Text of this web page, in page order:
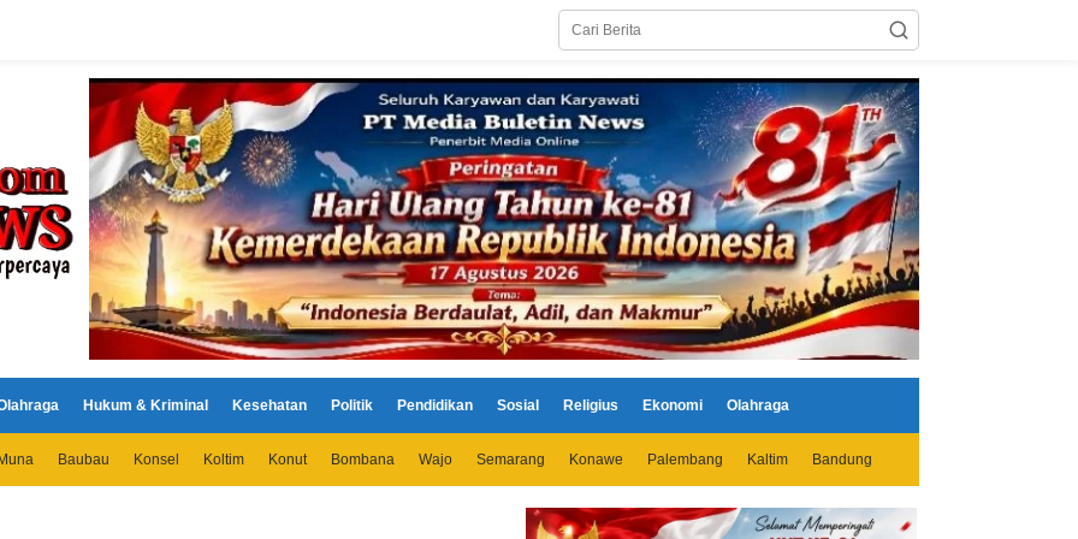
Hukum & Kriminal Kesehatan Politik Pendidikan Sosial Religius Ekonomi Olahraga
Baubau Konsel Koltim Konut Bombana Wajo Semarang Konawe Palembang Kaltim Bandung